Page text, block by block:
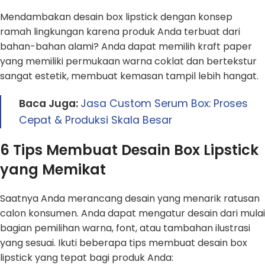
Mendambakan desain box lipstick dengan konsep
ramah lingkungan karena produk Anda terbuat dari
bahan-bahan alami? Anda dapat memilih kraft paper
yang memiliki permukaan warna coklat dan bertekstur
sangat estetik, membuat kemasan tampil lebih hangat.
Baca Juga: Jasa Custom Serum Box: Proses
Cepat & Produksi Skala Besar
6 Tips Membuat Desain Box Lipstick
yang Memikat
Saatnya Anda merancang desain yang menarik ratusan
calon konsumen. Anda dapat mengatur desain dari mulai
bagian pemilihan warna, font, atau tambahan ilustrasi
yang sesuai. Ikuti beberapa tips membuat desain box
lipstick yang tepat bagi produk Anda: